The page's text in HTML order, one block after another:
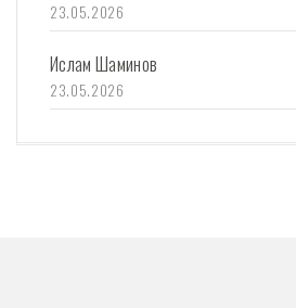
23.05.2026
Ислам Шаминов
23.05.2026